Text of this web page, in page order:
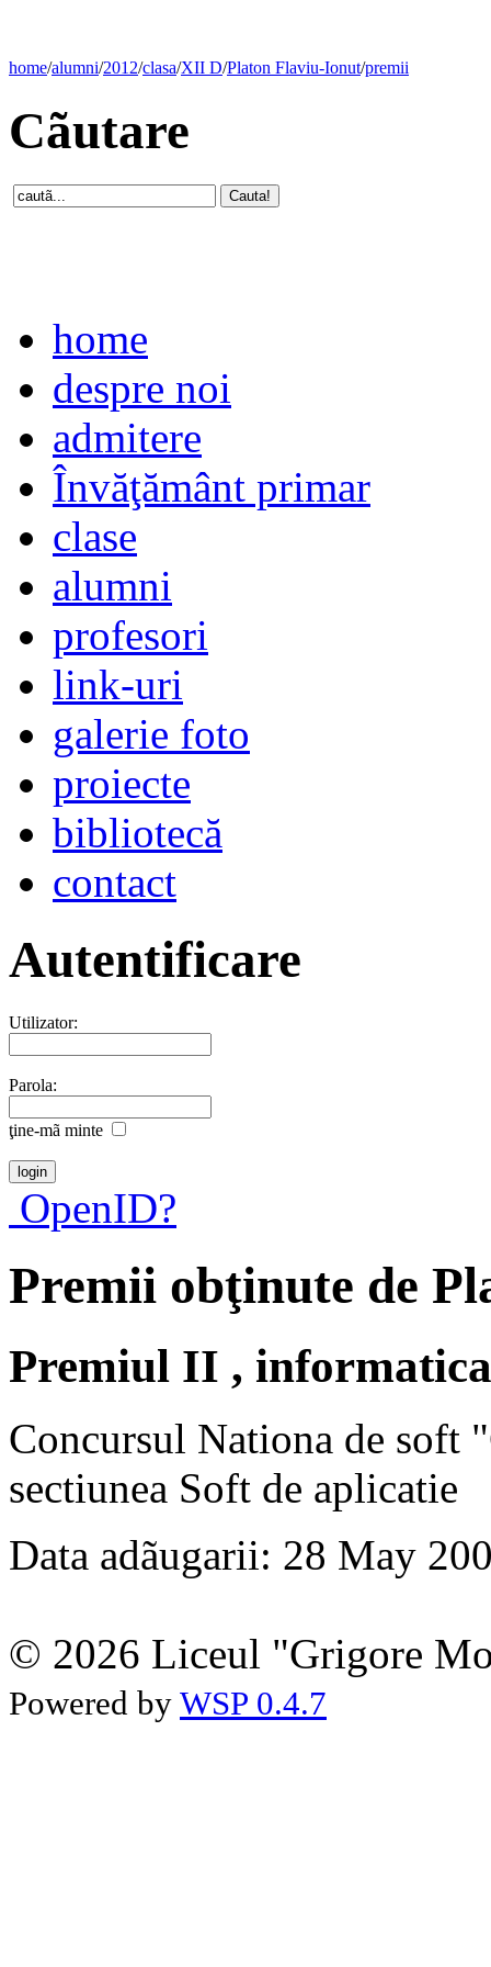
home/alumni/2012/clasa/XII D/Platon Flaviu-Ionut/premii
Cãutare
home
despre noi
admitere
Învăţământ primar
clase
alumni
profesori
link-uri
galerie foto
proiecte
bibliotecă
contact
Autentificare
Utilizator:
Parola:
ţine-mã minte
OpenID?
Premii obţinute de
Premiul II , informatica
Concursul Nationa de
sectiunea Soft de aplicatie
Data adãugarii: 28 May
© 2026 Liceul "Grigore
Powered by WSP 0.4.7